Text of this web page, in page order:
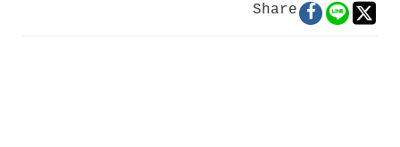
t
Share